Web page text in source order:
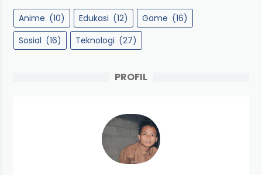
Anime (10) Edukasi (12) Game (16)
Sosial (16) Teknologi (27)
PROFIL